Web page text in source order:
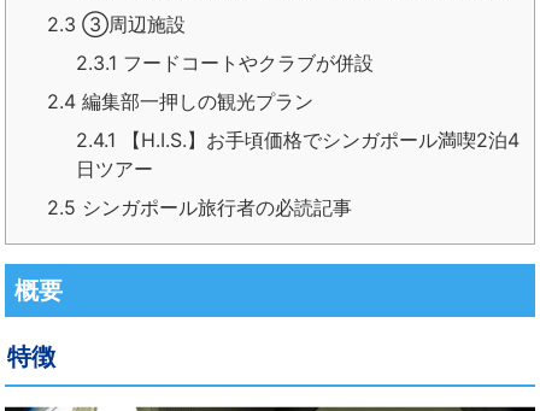
2.3 ③周辺施設
2.3.1 フードコートやクラブが併設
2.4 編集部一押しの観光プラン
2.4.1 【H.I.S.】お手頃価格でシンガポール満喫2泊4
日ツアー
2.5 シンガポール旅行者の必読記事
概要
特徴